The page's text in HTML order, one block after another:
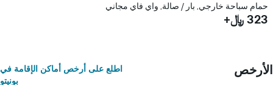
حمام سباحة خارجي, بار / صالة, واي فاي مجاني
323 ﷼+
الأرخص
اطلع على أرخص أماكن الإقامة في
بونيتو